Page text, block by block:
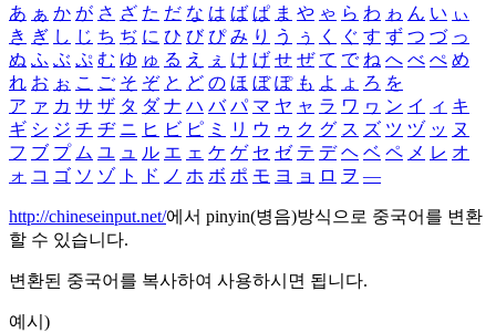
あ ぁ か が さ ざ た だ な は ば ぱ ま や ゃ ら わ ゎ ん い ぃ
き ぎ し じ ち ぢ に ひ び ぴ み り う ぅ く ぐ す ず つ づ っ
ぬ ふ ぶ ぷ む ゆ ゅ る え ぇ け げ せ ぜ て で ね へ べ ぺ め
れ お ぉ こ ご そ ぞ と ど の ほ ぼ ぽ も よ ょ ろ を
ア ァ カ サ ザ タ ダ ナ ハ バ パ マ ヤ ャ ラ ワ ヮ ン イ ィ キ
ギ シ ジ チ ヂ ニ ヒ ビ ピ ミ リ ウ ゥ ク グ ス ズ ツ ヅ ッ ヌ
フ ブ プ ム ユ ュ ル エ ェ ケ ゲ セ ゼ テ デ ヘ ベ ペ メ レ オ
ォ コ ゴ ソ ゾ ト ド ノ ホ ボ ポ モ ヨ ョ ロ ヲ ―
http://chineseinput.net/에서 pinyin(병음)방식으로 중국어를 변환
할 수 있습니다.
변환된 중국어를 복사하여 사용하시면 됩니다.
예시)